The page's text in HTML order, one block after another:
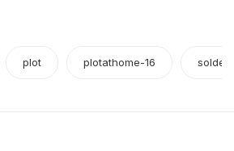
plot plotathome-16 solden